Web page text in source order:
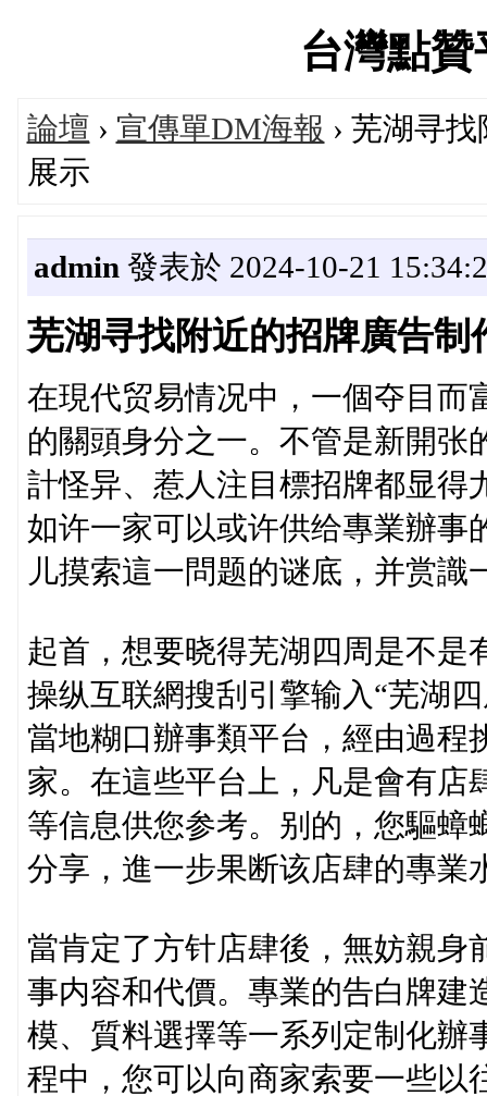
台灣點
論壇 › 宣傳單DM海報 › 芜湖寻
展示
admin 發表於 2024-10-21
芜湖寻找附近的招牌廣告
在現代贸易情况中，一個夺目而
的關頭身分之一。不管是新開张
計怪异、惹人注目標招牌都显得
如许一家可以或许供给專業辦事
儿摸索這一問题的谜底，并赏
起首，想要晓得芜湖四周是不是
操纵互联網搜刮引擎输入“芜湖
當地糊口辦事類平台，經由過程
家。在這些平台上，凡是會有店
等信息供您参考。别的，您驅蟑
分享，進一步果断该店肆的專業
當肯定了方针店肆後，無妨親身
事内容和代價。專業的告白牌建
模、質料選擇等一系列定制化辦
程中，您可以向商家索要一些以